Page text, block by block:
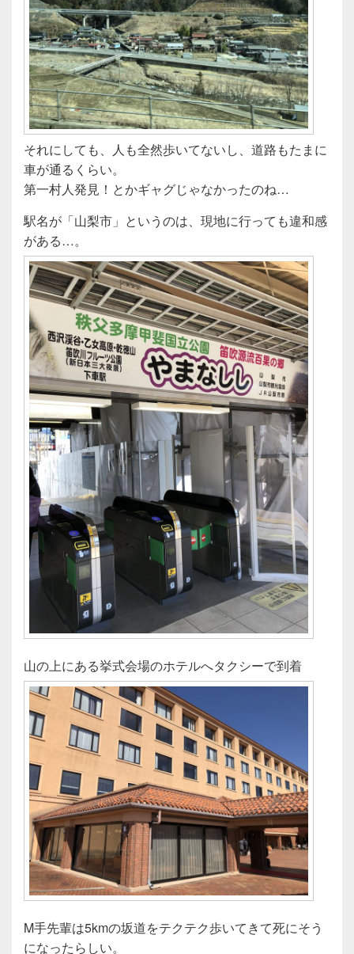
それにしても、人も全然歩いてないし、道路もたまに
車が通るくらい。
第一村人発見！とかギャグじゃなかったのね…
駅名が「山梨市」というのは、現地に行っても違和感
がある…。
山の上にある挙式会場のホテルへタクシーで到着
M手先輩は5kmの坂道をテクテク歩いてきて死にそう
になったらしい。